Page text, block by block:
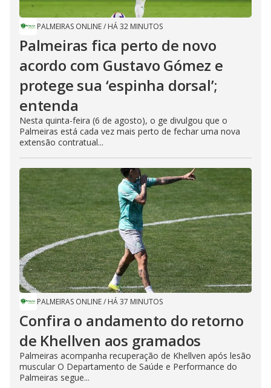
PALMEIRAS ONLINE/ HÁ 32 MINUTOS
Palmeiras fica perto de novo
acordo com Gustavo Gómez e
protege sua ‘espinha dorsal’;
entenda
Nesta quinta-feira (6 de agosto), o ge divulgou que o
Palmeiras está cada vez mais perto de fechar uma nova
extensão contratual...
PALMEIRAS ONLINE/ HÁ 37 MINUTOS
Confira o andamento do retorno
de Khellven aos gramados
Palmeiras acompanha recuperação de Khellven após lesão
muscular O Departamento de Saúde e Performance do
Palmeiras segue...